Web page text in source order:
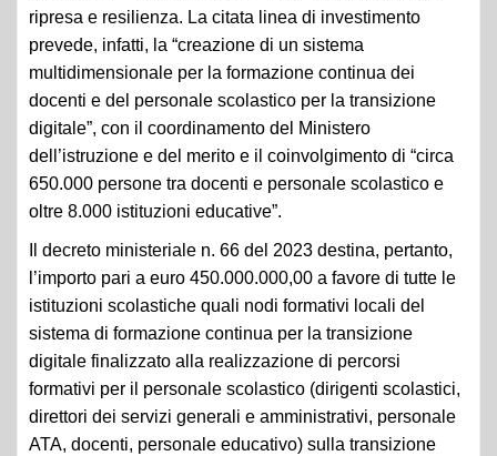
ripresa e resilienza. La citata linea di investimento
prevede, infatti, la “creazione di un sistema
multidimensionale per la formazione continua dei
docenti e del personale scolastico per la transizione
digitale”, con il coordinamento del Ministero
dell’istruzione e del merito e il coinvolgimento di “circa
650.000 persone tra docenti e personale scolastico e
oltre 8.000 istituzioni educative”.
Il decreto ministeriale n. 66 del 2023 destina, pertanto,
l’importo pari a euro 450.000.000,00 a favore di tutte le
istituzioni scolastiche quali nodi formativi locali del
sistema di formazione continua per la transizione
digitale finalizzato alla realizzazione di percorsi
formativi per il personale scolastico (dirigenti scolastici,
direttori dei servizi generali e amministrativi, personale
ATA, docenti, personale educativo) sulla transizione